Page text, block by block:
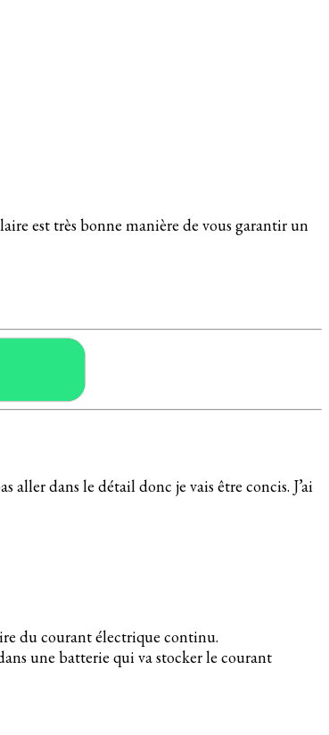
est très bonne manière de vous garantir un
dans le détail donc je vais être concis. J’ai
du courant électrique continu.
une batterie qui va stocker le courant